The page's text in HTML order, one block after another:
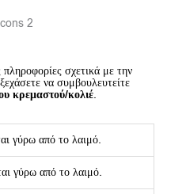
σχετικά με την
να συμβουλευτείτε
κρεμαστού/κολιέ.
γύρω από το λαιμό.
γύρω από το λαιμό.